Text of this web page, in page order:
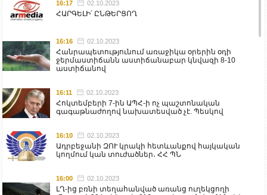
16:17 02.10.2023
ՀԱՐԳԵԼԻ՛ ԸՆԹԵՐՑՈՂ
16:16 02.10.2023
Հանրապետությունում առաջիկա օրերին օդի
ջերմաստիճանն աստիճանաբար կնվազի 8-10
աստիճանով
16:11 02.10.2023
Հոկտեմբերի 7-ին ԱՊՀ-ի ոչ պաշտոնական
գագաթնաժողով նախատեսված չէ. Պեսկով
16:10 02.10.2023
Ադրբեջանի ԶՈՒ կրակի հետևանքով հայկական
կողմում կան տուժածներ․ ՀՀ ՊՆ
16:00 02.10.2023
ԼՂ-ից բռնի տեղահանված առանց ուղեկցողի